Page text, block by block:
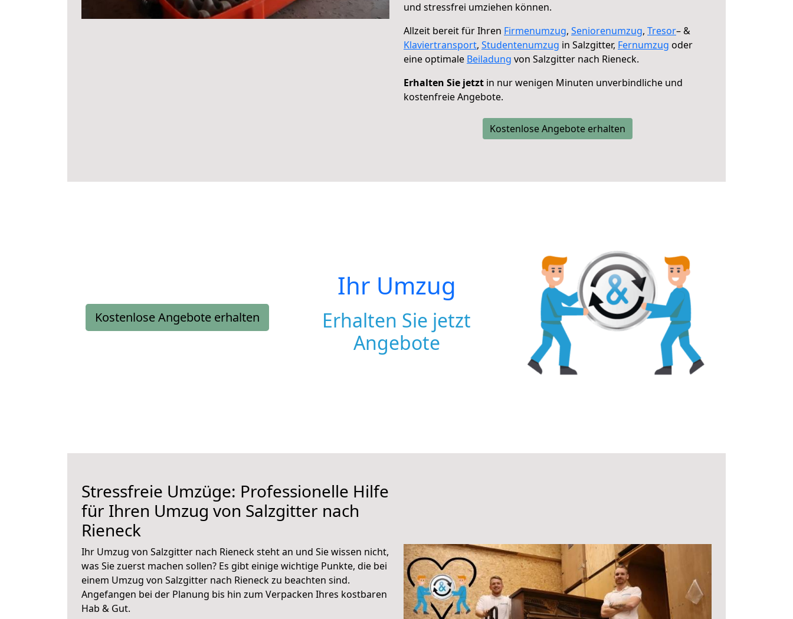
und stressfrei umziehen können.
Allzeit bereit für Ihren Firmenumzug, Seniorenumzug, Tresor– &
Klaviertransport, Studentenumzug in Salzgitter, Fernumzug oder
eine optimale Beiladung von Salzgitter nach Rieneck.
Erhalten Sie jetzt in nur wenigen Minuten unverbindliche und
kostenfreie Angebote.
Kostenlose Angebote erhalten
Kostenlose Angebote erhalten
Ihr Umzug
Erhalten Sie jetzt
Angebote
Stressfreie Umzüge: Professionelle Hilfe
für Ihren Umzug von Salzgitter nach
Rieneck
Ihr Umzug von Salzgitter nach Rieneck steht an und Sie wissen nicht,
was Sie zuerst machen sollen? Es gibt einige wichtige Punkte, die bei
einem Umzug von Salzgitter nach Rieneck zu beachten sind.
Angefangen bei der Planung bis hin zum Verpacken Ihres kostbaren
Hab & Gut.